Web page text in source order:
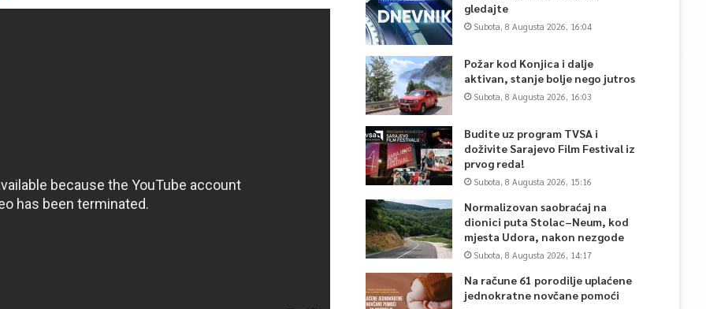
gledajte
Subota, 8 Augusta 2026, 16:04
Požar kod Konjica i dalje
aktivan, stanje bolje nego jutros
Subota, 8 Augusta 2026, 16:03
Budite uz program TVSA i
doživite Sarajevo Film Festival iz
prvog reda!
Subota, 8 Augusta 2026, 15:16
Normalizovan saobraćaj na
dionici puta Stolac–Neum, kod
mjesta Udora, nakon nezgode
Subota, 8 Augusta 2026, 14:17
Na račune 61 porodilje uplaćene
jednokratne novčane pomoći